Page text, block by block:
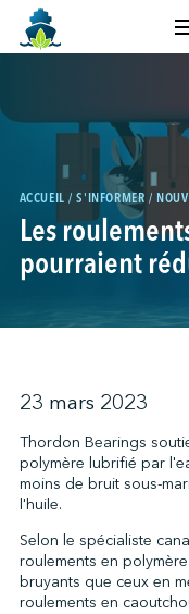
MEMBRES
S'INFORMER
NOUS
ACCUEIL S'INFORMER
Les
pourraient
23 mars 2023
Thordon Bearings
polymère lubrifié par
moins de bruit sous-
l'huile.
Selon le spécialiste
roulements en
bruyants que ceux en
roulements en